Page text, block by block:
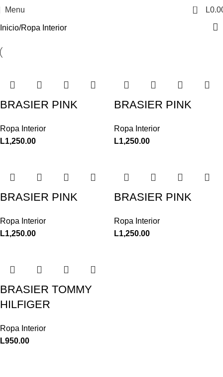
Menu 0 L
Inicio Ropa Interior
BRASIER PINK
Ropa Interior
L1,250.00
BRASIER PINK
Ropa Interior
L1,250.00
BRASIER PINK
Ropa Interior
L1,250.00
BRASIER PINK
Ropa Interior
L1,250.00
BRASIER TOMMY
HILFIGER
Ropa Interior
L950.00